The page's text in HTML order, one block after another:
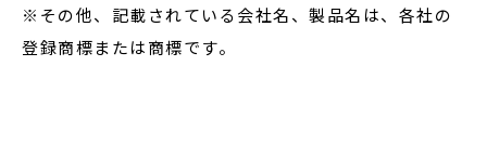
※その他、記載されている会社名、製品名は、各社の
登録商標または商標です。